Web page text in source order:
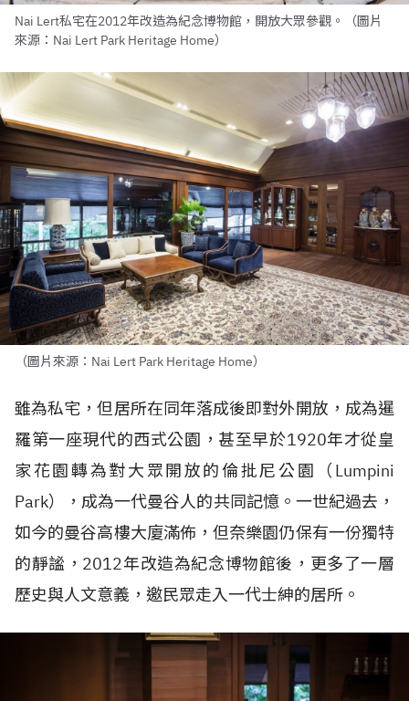
Nai Lert私宅在2012年改造為紀念博物館，開放大眾參觀。（圖片
來源：Nai Lert Park Heritage Home）
（圖片來源：Nai Lert Park Heritage Home）
雖為私宅，但居所在同年落成後即對外開放，成為暹
羅第一座現代的西式公園，甚至早於1920年才從皇
家花園轉為對大眾開放的倫批尼公園（Lumpini
Park），成為一代曼谷人的共同記憶。一世紀過去，
如今的曼谷高樓大廈滿佈，但奈樂園仍保有一份獨特
的靜謐，2012年改造為紀念博物館後，更多了一層
歷史與人文意義，邀民眾走入一代士紳的居所。